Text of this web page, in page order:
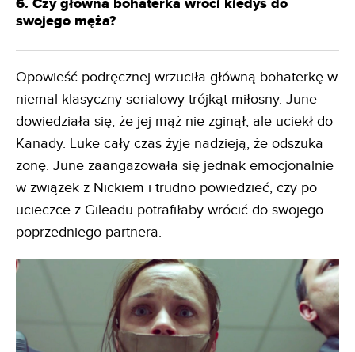
6. Czy główna bohaterka wróci kiedyś do
swojego męża?
Opowieść podręcznej wrzuciła główną bohaterkę w
niemal klasyczny serialowy trójkąt miłosny. June
dowiedziała się, że jej mąż nie zginął, ale uciekł do
Kanady. Luke cały czas żyje nadzieją, że odszuka
żonę. June zaangażowała się jednak emocjonalnie
w związek z Nickiem i trudno powiedzieć, czy po
ucieczce z Gileadu potrafiłaby wrócić do swojego
poprzedniego partnera.